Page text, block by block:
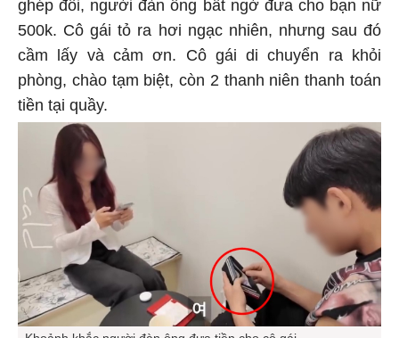
500k. Cô gái tỏ ra hơi ngạc nhiên, nhưng sau đó
cầm lấy và cảm ơn. Cô gái di chuyển ra khỏi
phòng, chào tạm biệt, còn 2 thanh niên thanh toán
tiền tại quầy.